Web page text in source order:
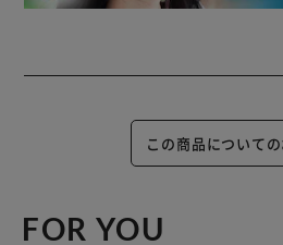
この商品について
FOR YOU